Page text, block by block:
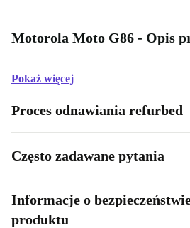
Motorola Moto G86 - Opis
Pokaż więcej
Proces odnawiania refurbed
Często zadawane pytania
Informacje o
produktu